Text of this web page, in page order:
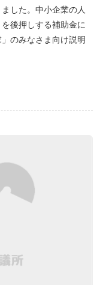
した。中小企業の人
後押しする補助金に
のみなさま向け説明